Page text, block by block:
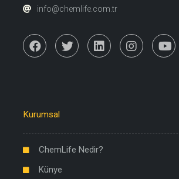
info@chemlife.com.tr
Kurumsal
ChemLife Nedir?
Künye